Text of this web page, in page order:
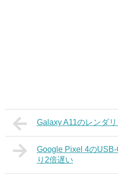
Galaxy A11のレンダ
Google Pixel 4の
り2倍遅い